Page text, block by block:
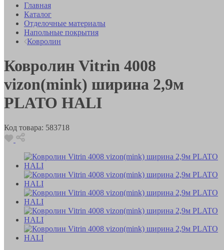
Главная
Каталог
Отделочные материалы
Напольные покрытия
Ковролин
Ковролин Vitrin 4008
vizon(mink) ширина 2,9м
PLATO HALI
Код товара: 583718